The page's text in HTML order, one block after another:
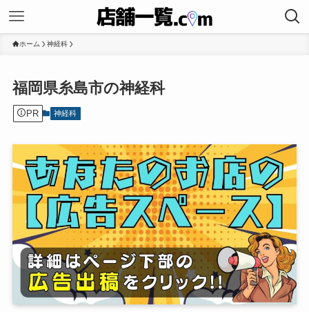
ホーム 神経科
福岡県糸島市の神経科
PR 神経科